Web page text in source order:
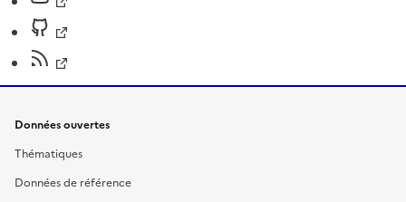
Données ouvertes
Thématiques
Données de référence